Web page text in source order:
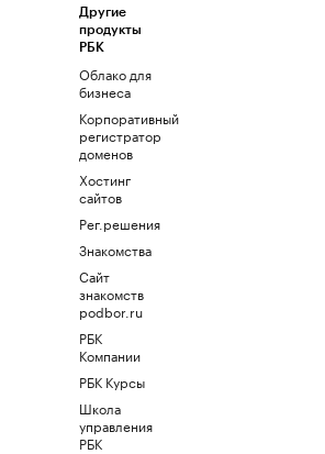
Другие
продукты
РБК
Облако для
бизнеса
Корпоративный
регистратор
доменов
Хостинг
сайтов
Рег.решения
Знакомства
Сайт
знакомств
podbor.ru
РБК
Компании
РБК Курсы
Школа
управления
РБК